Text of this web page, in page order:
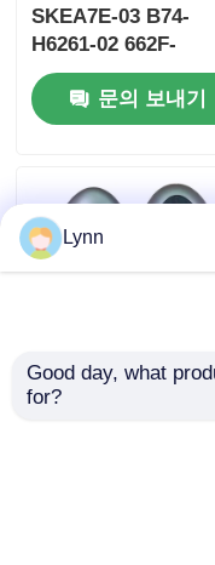
SKEA7E-03 B74-
H6261-02 662F-
SKEA7D03
문의 보내기
Lynn
Good day, what
for?